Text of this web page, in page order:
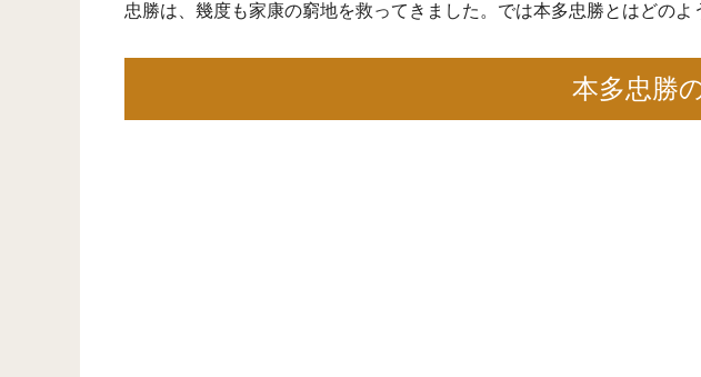
忠勝は、幾度も家康の窮地を救ってきました。では本多忠勝とはどのよ
本多忠勝